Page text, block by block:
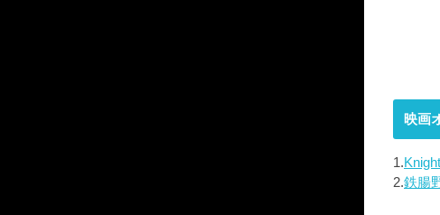
映画
1.
2.鉄腸